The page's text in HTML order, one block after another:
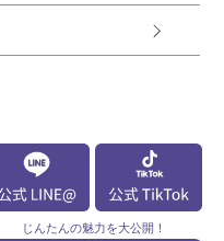
じんたんの魅力を大公開！